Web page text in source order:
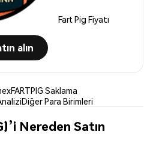
Fart Pig Fiyatı
alın
FARTPIG Saklama
Diğer Para Birimleri
Nereden Satın